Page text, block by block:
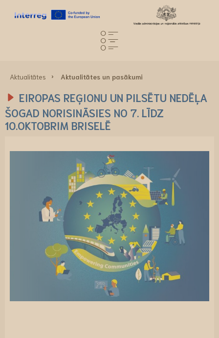
Aktualitātes Aktualitātes un pasākumi
EIROPAS REĢIONU UN PILSĒTU NEDĒĻA
ŠOGAD NORISINĀSIES NO 7. LĪDZ
10.OKTOBRIM BRISELĒ